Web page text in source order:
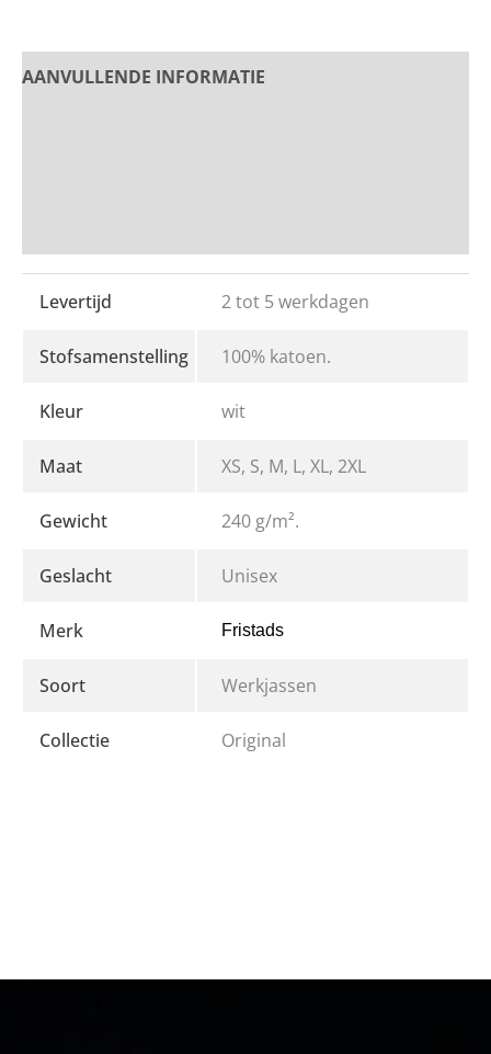
AANVULLENDE INFORMATIE
Levertijd 2 tot 5 werkdagen
Stofsamenstelling 100% katoen.
Kleur wit
Maat XS, S, M, L, XL, 2XL
Gewicht 240 g/m².
Geslacht Unisex
Merk Fristads
Soort Werkjassen
Collectie Original